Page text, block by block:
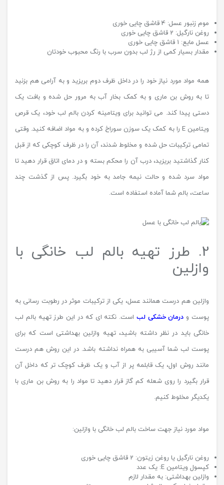
موم زنبور عسل: 4 قاشق چایی خوری
روغن نارگیل: 2 قاشق چایی خوری
عسل مایع: 1 قاشق چایی خوری
مقدار بسیار کمی از رژ لب بدون سرب با رنگ محبوب خودتان
همه مواد مورد نیاز خود را در داخل ظرف دوم بریزید و به آرامی هم بزنید
تا به روش بن ماری و به کمک بخار آب به مرور حل شده و بافت یک
دستی پیدا کند. می توانید برای ویتامینه کردن بالم لب خود، یک قرص
ویتامین E را به کمک یک سوزن سوراخ کرده و به مواد اضافه کنید. وقتی
تمامی ترکیبات حل شده و مخلوط شدند، آن را در ظرف کوچکی که از قبل
کنار گذاشتید بریزید، درب آن را محکم بسته و در دمای اتاق قرار دهید تا
مواد سرد شده و حالت نیمه جامد به خود بگیرد. پس از گذشت چند
ساعت، بالم شما آماده استفاده است.
2. طرز تهیه بالم لب خانگی با
وازلین
وازلین هم درست همانند عسل، یکی از ترکیبات موثر در رطوبت رسانی به
پوست و درمان خشکی لب است. نکته ای که در این طرز تهیه بالم لب
خانگی باید در نظر داشته باشید، تهیه وازلین بهداشتی است که برای
پوست لب شما آسیبی به همراه نداشته باشد. در این روش هم درست
مانند روش اول، یک قابلمه پر از آب و یک ظرف کوچک تر که داخل آن
قرار بگیرد را روی شعله کم گاز قرار دهید تا مواد را به روش بن ماری با
یکدیگر مخلوط کنیم.
مواد مورد نیاز جهت ساخت بالم لب خانگی با وازلین:
روغن نارگیل یا روغن زیتون: 2 قاشق چایی خوری
کپسول ویتامین E: یک عدد
وازلین بهداشتی: به مقدار لازم